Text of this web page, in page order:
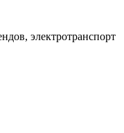
электротранспорт